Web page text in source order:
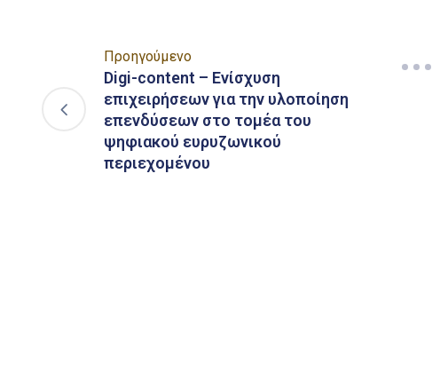
Προηγούμενο
Digi-content – Eνίσχυση
επιχειρήσεων για την υλοποίηση
επενδύσεων στο τομέα του
ψηφιακού ευρυζωνικού
περιεχομένου